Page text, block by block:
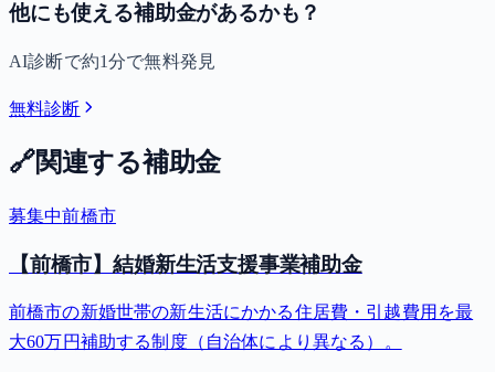
他にも使える補助金があるかも？
AI診断で約1分で無料発見
無料診断
🔗関連する補助金
募集中前橋市
【前橋市】結婚新生活支援事業補助金
前橋市の新婚世帯の新生活にかかる住居費・引越費用を最
大60万円補助する制度（自治体により異なる）。